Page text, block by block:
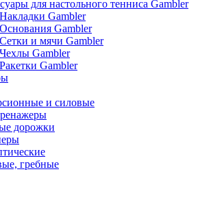
для настольного тенниса Gambler
Накладки Gambler
Основания Gambler
Сетки и мячи Gambler
Чехлы Gambler
Ракетки Gambler
и силовые
дорожки
гребные